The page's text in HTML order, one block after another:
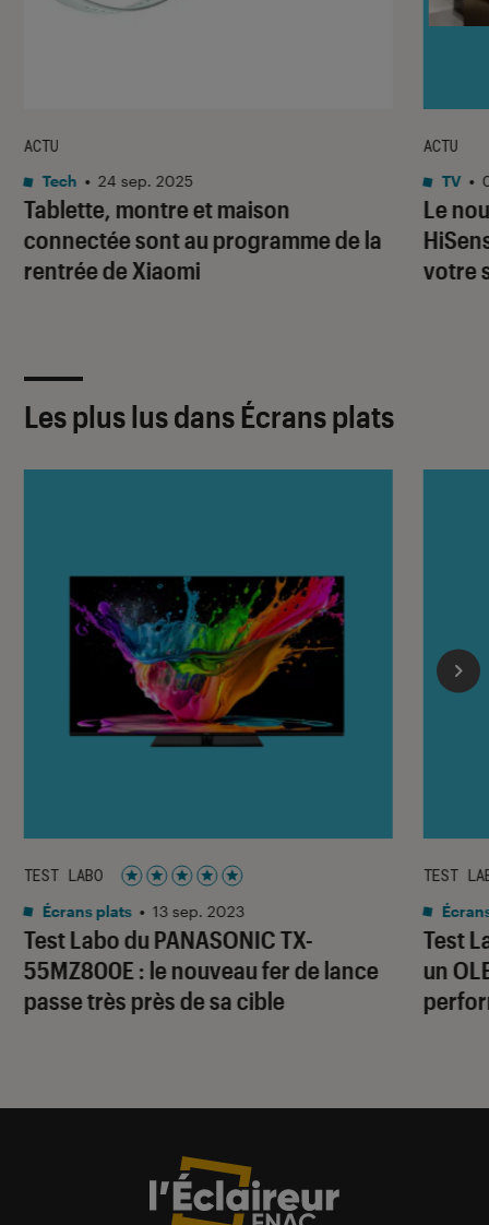
Tablette, montre et maison
connectée sont au programme de la
rentrée de Xiaomi
ACTU
Tech • 24 sep. 2025
Le
votre
ACTU
TV •
Les plus lus dans Écrans plats
Test Labo du PANASONIC TX-
55MZ800E : le nouveau fer de lance
passe très près de sa cible
TEST LABO
Noté 5 étoiles sur 5
Écrans plats • 13 sep. 2023
Test
un
TEST